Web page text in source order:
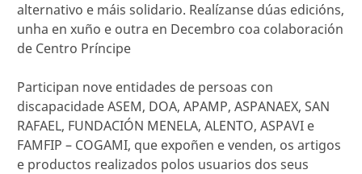
alternativo e máis solidario. Realízanse dúas edicións,
unha en xuño e outra en Decembro coa colaboración
de Centro Príncipe
Participan nove entidades de persoas con
discapacidade ASEM, DOA, APAMP, ASPANAEX, SAN
RAFAEL, FUNDACIÓN MENELA, ALENTO, ASPAVI e
FAMFIP – COGAMI, que expoñen e venden, os artigos
e productos realizados polos usuarios dos seus